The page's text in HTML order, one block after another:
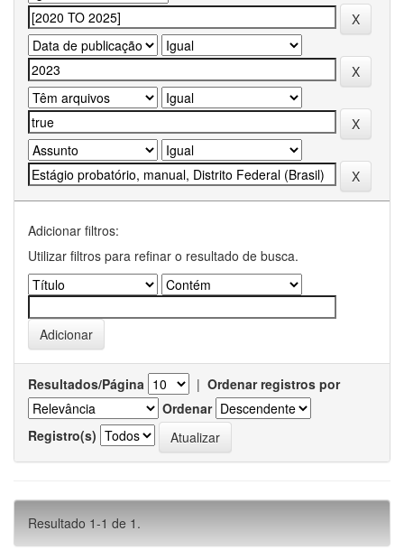
Adicionar filtros:
Utilizar filtros para refinar o resultado de busca.
Resultados/Página | Ordenar registros por
Ordenar
Registro(s)
Resultado 1-1 de 1.